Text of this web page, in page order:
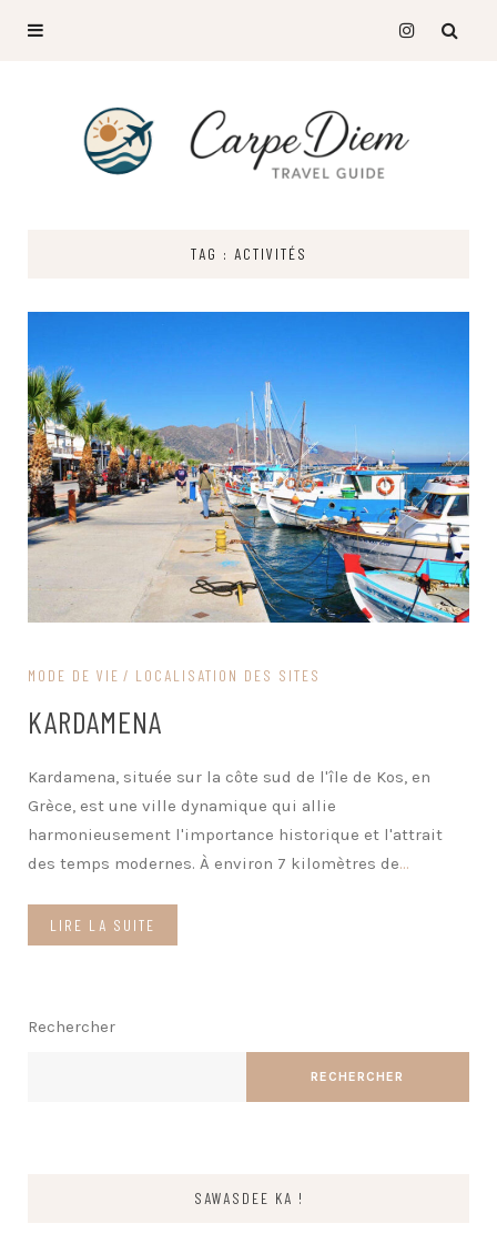
TAG : ACTIVITÉS
MODE DE VIE LOCALISATION DES SITES
KARDAMENA
Kardamena, située sur la côte sud de l'île de Kos, en
Grèce, est une ville dynamique qui allie
harmonieusement l'importance historique et l'attrait
des temps modernes. À environ 7 kilomètres de...
LIRE LA SUITE
Rechercher
RECHERCHER
SAWASDEE KA !